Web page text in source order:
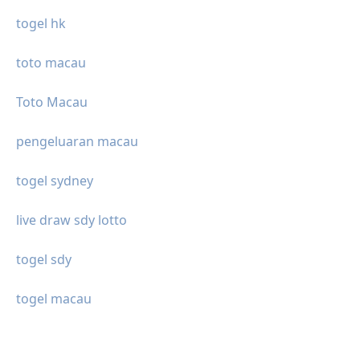
togel hk
toto macau
Toto Macau
pengeluaran macau
togel sydney
live draw sdy lotto
togel sdy
togel macau